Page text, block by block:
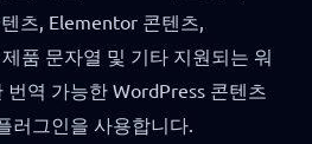
츠, Elementor 콘텐츠,
품 문자열 및 기타 지원되는 워
번역 가능한 WordPress 콘텐츠
러그인을 사용합니다.